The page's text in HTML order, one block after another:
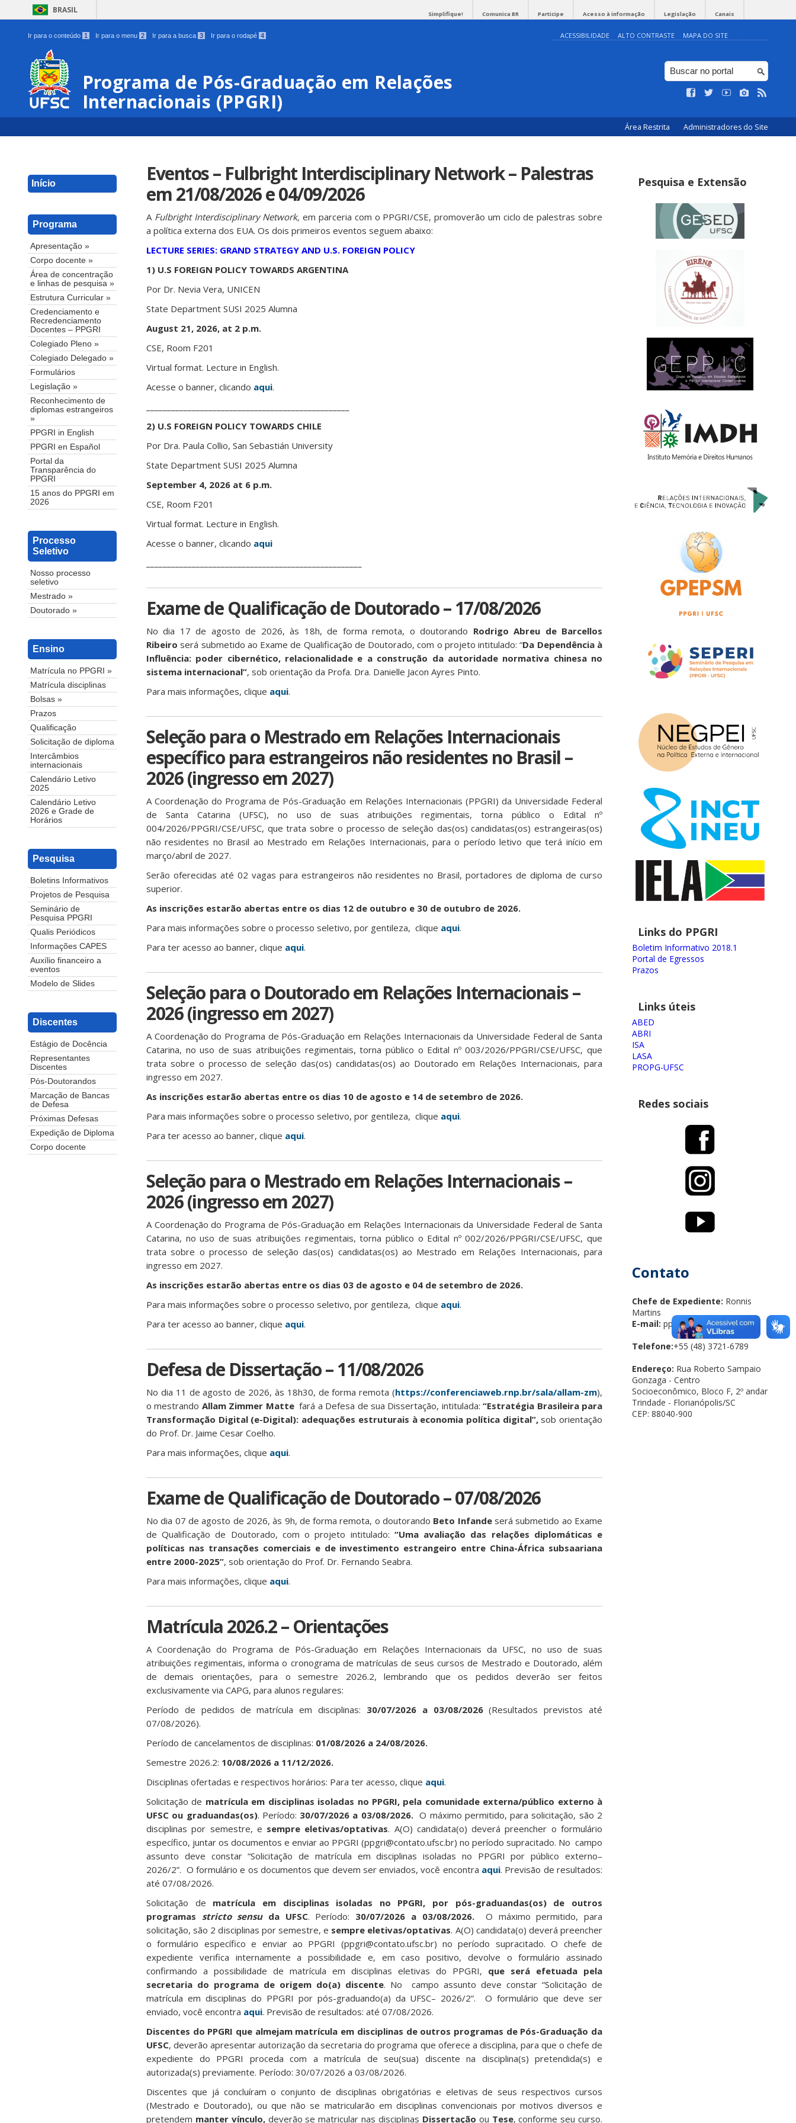
BRASIL Simplifique! Comunica BR Participe Acesso à informação Legislação Canais
Ir para o conteúdo 1 Ir para o menu 2 Ir para a busca 3 Ir para o rodapé 4 ACESSIBILIDADE ALTO CONTRASTE MAPA DO SITE
Programa de Pós-Graduação em Relações
Internacionais (PPGRI)
Área Restrita Administradores do Site
Início
Programa
Apresentação »
Corpo docente »
Área de concentração
e linhas de pesquisa »
Estrutura Curricular »
Credenciamento e
Recredenciamento
Docentes – PPGRI
Colegiado Pleno »
Colegiado Delegado »
Formulários
Legislação »
Reconhecimento de
diplomas estrangeiros
»
PPGRI in English
PPGRI en Español
Portal da
Transparência do
PPGRI
15 anos do PPGRI em
2026
Processo
Seletivo
Nosso processo
seletivo
Mestrado »
Doutorado »
Ensino
Matrícula no PPGRI »
Matrícula disciplinas
Bolsas »
Prazos
Qualificação
Solicitação de diploma
Intercâmbios
internacionais
Calendário Letivo
2025
Calendário Letivo
2026 e Grade de
Horários
Pesquisa
Boletins Informativos
Projetos de Pesquisa
Seminário de
Pesquisa PPGRI
Qualis Periódicos
Informações CAPES
Auxílio financeiro a
eventos
Modelo de Slides
Discentes
Estágio de Docência
Representantes
Discentes
Pós-Doutorandos
Marcação de Bancas
de Defesa
Próximas Defesas
Expedição de Diploma
Corpo docente
Eventos – Fulbright Interdisciplinary Network – Palestras
em 21/08/2026 e 04/09/2026
A Fulbright Interdisciplinary Network,em parceria com o PPGRI/CSE, promoverão um ciclo de palestras sobre
a política externa dos EUA. Os dois primeiros eventos seguem abaixo:
LECTURE SERIES: GRAND STRATEGY AND U.S. FOREIGN POLICY
1) U.S FOREIGN POLICY TOWARDS ARGENTINA
Por Dr. Nevia Vera, UNICEN
State Department SUSI 2025 Alumna
August 21, 2026, at 2 p.m.
CSE, Room F201
Virtual format. Lecture in English.
Acesse o banner, clicando aqui.
2) U.S FOREIGN POLICY TOWARDS CHILE
Por Dra. Paula Collio, San Sebastián University
State Department SUSI 2025 Alumna
September 4, 2026 at 6 p.m.
CSE, Room F201
Virtual format. Lecture in English.
Acesse o banner, clicando aqui
Exame de Qualificação de Doutorado – 17/08/2026
No dia 17 de agosto de 2026, às 18h, de forma remota, o doutorando Rodrigo Abreu de Barcellos
Ribeiroserá submetido ao Exame de Qualificação de Doutorado, com o projeto intitulado: “Da Dependência à
Influência: poder cibernético, relacionalidade e a construção da autoridade normativa chinesa no
sistema internacional”, sob orientação da Profa. Dra. Danielle Jacon Ayres Pinto.
Para mais informações, clique aqui.
Seleção para o Mestrado em Relações Internacionais
específico para estrangeiros não residentes no Brasil –
2026 (ingresso em 2027)
A Coordenação do Programa de Pós-Graduação em Relações Internacionais (PPGRI) da Universidade Federal
de Santa Catarina (UFSC), no uso de suas atribuições regimentais, torna público o Edital nº
004/2026/PPGRI/CSE/UFSC, que trata sobre o processo de seleção das(os) candidatas(os) estrangeiras(os)
não residentes no Brasil ao Mestrado em Relações Internacionais, para o período letivo que terá início em
março/abril de 2027.
Serão oferecidas até 02 vagas para estrangeiros não residentes no Brasil, portadores de diploma de curso
superior.
As inscrições estarão abertas entre os dias 12 de outubro e 30 de outubro de 2026.
Para mais informações sobre o processo seletivo, por gentileza, clique aqui.
Para ter acesso ao banner, clique aqui.
Seleção para o Doutorado em Relações Internacionais –
2026 (ingresso em 2027)
A Coordenação do Programa de Pós-Graduação em Relações Internacionais da Universidade Federal de Santa
Catarina, no uso de suas atribuições regimentais, torna público o Edital nº 003/2026/PPGRI/CSE/UFSC, que
trata sobre o processo de seleção das(os) candidatas(os) ao Doutorado em Relações Internacionais, para
ingresso em 2027.
As inscrições estarão abertas entre os dias 10 de agosto e 14 de setembro de 2026.
Para mais informações sobre o processo seletivo, por gentileza, clique aqui.
Para ter acesso ao banner, clique aqui.
Seleção para o Mestrado em Relações Internacionais –
2026 (ingresso em 2027)
A Coordenação do Programa de Pós-Graduação em Relações Internacionais da Universidade Federal de Santa
Catarina, no uso de suas atribuições regimentais, torna público o Edital nº 002/2026/PPGRI/CSE/UFSC, que
trata sobre o processo de seleção das(os) candidatas(os) ao Mestrado em Relações Internacionais, para
ingresso em 2027.
As inscrições estarão abertas entre os dias 03 de agosto e 04 de setembro de 2026.
Para mais informações sobre o processo seletivo, por gentileza, clique aqui.
Para ter acesso ao banner, clique aqui.
Defesa de Dissertação – 11/08/2026
No dia 11 de agosto de 2026, às 18h30, de forma remota (https://conferenciaweb.rnp.br/sala/allam-zm),
o mestrando Allam Zimmer Matte fará a Defesa de sua Dissertação, intitulada:“Estratégia Brasileira para
Transformação Digital (e-Digital): adequações estruturais à economia política digital”,sob orientação
do Prof. Dr. Jaime Cesar Coelho.
Para mais informações, clique aqui.
Exame de Qualificação de Doutorado – 07/08/2026
No dia 07 de agosto de 2026, às 9h, de forma remota, o doutorando Beto Infandeserá submetido ao Exame
de Qualificação de Doutorado, com o projeto intitulado: “Uma avaliação das relações diplomáticas e
políticas nas transações comerciais e de investimento estrangeiro entre China-África subsaariana
entre 2000-2025”, sob orientação do Prof. Dr. Fernando Seabra.
Para mais informações, clique aqui.
Matrícula 2026.2 – Orientações
A Coordenação do Programa de Pós-Graduação em Relações Internacionais da UFSC, no uso de suas
atribuições regimentais, informa o cronograma de matrículas de seus cursos de Mestrado e Doutorado, além
de demais orientações, para o semestre 2026.2, lembrando que os pedidos deverão ser feitos
exclusivamente via CAPG, para alunos regulares:
Período de pedidos de matrícula em disciplinas: 30/07/2026 a 03/08/2026(Resultados previstos até
07/08/2026).
Período de cancelamentos de disciplinas: 01/08/2026 a 24/08/2026.
Semestre 2026.2: 10/08/2026 a 11/12/2026.
Disciplinas ofertadas e respectivos horários: Para ter acesso, clique aqui.
Solicitação de matrícula em disciplinas isoladas no PPGRI, pela comunidade externa/público externo à
UFSC ou graduandas(os). Período: 30/07/2026 a 03/08/2026.O máximo permitido, para solicitação, são 2
disciplinas por semestre, e sempre eletivas/optativas. A(O) candidata(o) deverá preencher o formulário
específico, juntar os documentos e enviar ao PPGRI (ppgri@contato.ufsc.br) no período supracitado. No campo
assunto deve constar “Solicitação de matrícula em disciplinas isoladas no PPGRI por público externo–
2026/2”. O formulário e os documentos que devem ser enviados, você encontra aqui. Previsão de resultados:
até 07/08/2026.
Solicitação de matrícula em disciplinas isoladas no
PPGRI, por pós-graduandas(os) de outros
programas stricto sensuda UFSC. Período: 30/07/2026 a 03/08/2026. O máximo permitido, para
solicitação, são 2 disciplinas por semestre, e sempre eletivas/optativas. A(O) candidata(o) deverá preencher
o formulário específico e enviar ao PPGRI (ppgri@contato.ufsc.br) no período supracitado. O chefe de
expediente verifica internamente a possibilidade e, em caso positivo, devolve o formulário assinado
confirmando a possibilidade de matrícula em disciplinas eletivas do PPGRI, que será efetuada pela
secretaria do programa de origem do(a) discente. No campo assunto deve constar “Solicitação de
matrícula em disciplinas do PPGRI por pós-graduando(a) da UFSC– 2026/2”.
O formulário que deve ser
enviado, você encontra aqui. Previsão de resultados: até 07/08/2026.
Discentes do PPGRI que almejam matrícula em disciplinas de outros programas de Pós-Graduação da
UFSC, deverão apresentar autorização da secretaria do programa que oferece a disciplina, para que o chefe de
expediente do PPGRI proceda com a matrícula de seu(sua) discente na disciplina(s) pretendida(s) e
autorizada(s) previamente. Período: 30/07/2026 a 03/08/2026.
Discentes que já concluíram o conjunto de disciplinas obrigatórias e eletivas de seus respectivos cursos
(Mestrado e Doutorado), ou que não se matricularão em disciplinas convencionais por motivos diversos e
pretendem manter vínculo,deverão se matricular nas disciplinas Dissertação ou Tese, conforme seu curso.
Pesquisa e Extensão
Links do PPGRI
Boletim Informativo 2018.1
Portal de Egressos
Prazos
Links úteis
ABED
ABRI
ISA
LASA
PROPG-UFSC
Redes sociais
Contato
Chefe de Expediente: Ronnis
Martins
E-mail: ppgri@contato.ufsc.br
Telefone:+55 (48) 3721-6789
Endereço: Rua Roberto Sampaio
Gonzaga - Centro
Socioeconômico, Bloco F, 2º andar
Trindade - Florianópolis/SC
CEP: 88040-900